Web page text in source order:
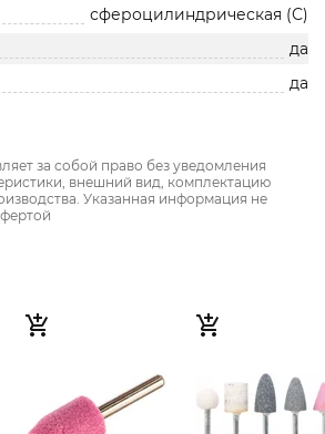
сфероцилиндрическая (С)
да
да
за собой право без уведомления
внешний вид, комплектацию
Указанная информация не